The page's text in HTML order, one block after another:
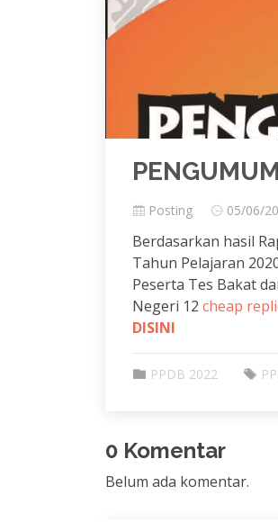
Posting 05/06/
Berdasarkan hasil
Tahun Pelajaran
Peserta Tes Bakat
Negeri 12 cheap
DISINI
PPDB 2022
0 Komentar
Belum ada komentar.